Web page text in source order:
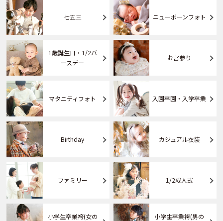
七五三 ニューボーンフォト
1歳誕生日・1/2バ
ースデー
お宮参り
マタニティフォト 入園卒園・入学卒業
Birthday カジュアル衣装
ファミリー 1/2成人式
小学生卒業袴(女の
小学生卒業袴(男の